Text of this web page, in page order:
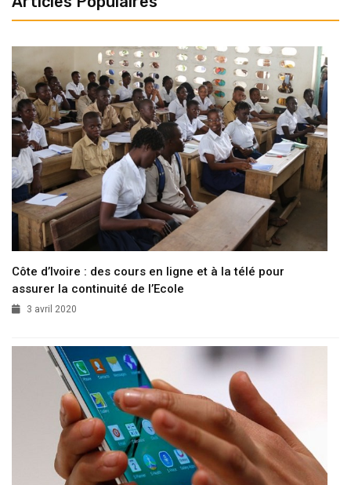
Côte d’Ivoire : des cours en ligne et à la télé pour
assurer la continuité de l’Ecole
3 avril 2020